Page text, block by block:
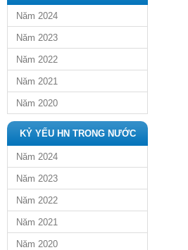
Năm 2024
Năm 2023
Năm 2022
Năm 2021
Năm 2020
KỶ YẾU HN TRONG NƯỚC
Năm 2024
Năm 2023
Năm 2022
Năm 2021
Năm 2020